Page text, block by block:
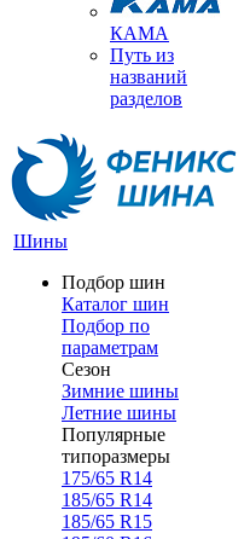
КАМА
Путь из
названий
разделов
Шины
Подбор шин
Каталог шин
Подбор по
параметрам
Сезон
Зимние шины
Летние шины
Популярные
типоразмеры
175/65 R14
185/65 R14
185/65 R15